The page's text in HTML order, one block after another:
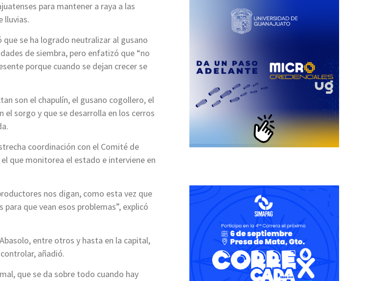
para mantener a raya a las
lluvias.
se ha logrado neutralizar al gusano
de siembra, pero enfatizó que “no
porque cuando se dejan crecer se
son el chapulín, el gusano cogollero, el
el sorgo y que se desarrolla en los cerros
coordinación con el Comité de
que monitorea el estado e interviene en
nos digan, como esta vez que
que vean esos problemas”, explicó
entre otros y hasta en la capital,
añadió.
que se da sobre todo cuando hay